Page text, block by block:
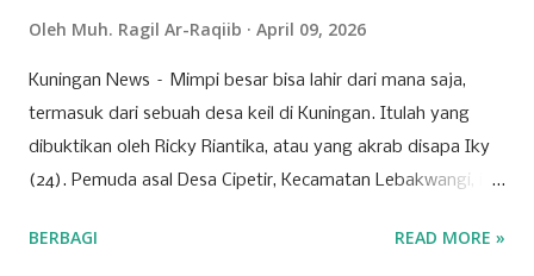
Oleh Muh. Ragil Ar-Raqiib April 09, 2026
Kuningan News – Mimpi besar bisa lahir dari mana saja,
termasuk dari sebuah desa keil di Kuningan. Itulah yang
dibuktikan oleh Ricky Riantika, atau yang akrab disapa Iky
(24). Pemuda asal Desa Cipetir, Kecamatan Lebakwangi, ini
ketatnya persaingan di dunia hiburan nasional. Nama Iky
BERBAGI READ MORE »